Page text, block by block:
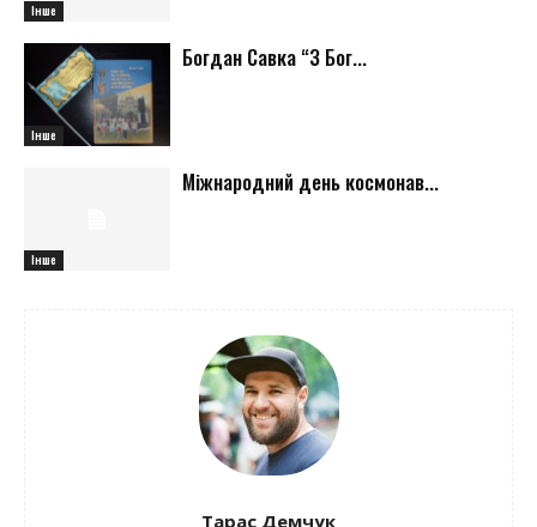
Інше
Інше
Богдан Савка “З Бог...
Інше
Міжнародний день космонав...
Тарас Демчук